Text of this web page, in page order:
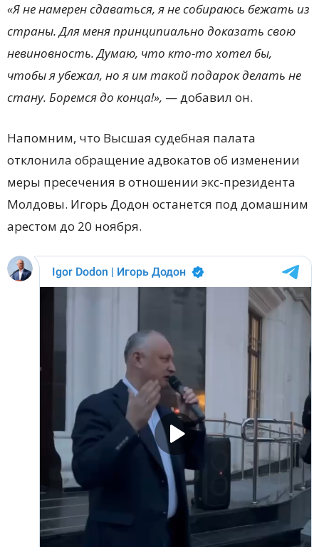
«Я не намерен сдаваться, я не собираюсь бежать из
страны. Для меня принципиально доказать свою
невиновность. Думаю, что кто-то хотел бы,
чтобы я убежал, но я им такой подарок делать не
стану. Боремся до конца!», — добавил он.
Напомним, что Высшая судебная палата
отклонила обращение адвокатов об изменении
меры пресечения в отношении экс-президента
Молдовы. Игорь Додон останется под домашним
арестом до 20 ноября.